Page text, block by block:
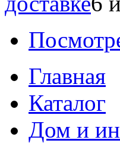
Главная
Каталог
Дом и